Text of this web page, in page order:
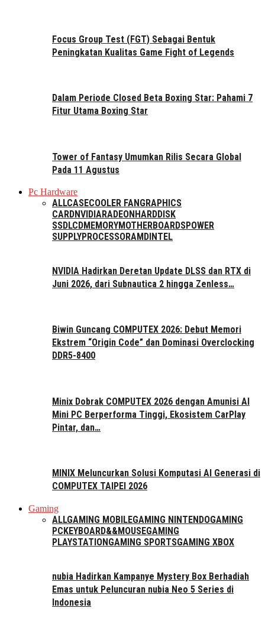
Focus Group Test (FGT) Sebagai Bentuk
Peningkatan Kualitas Game Fight of Legends
Dalam Periode Closed Beta Boxing Star: Pahami 7
Fitur Utama Boxing Star
Tower of Fantasy Umumkan Rilis Secara Global
Pada 11 Agustus
Pc Hardware
ALLCASECOOLER FAN GRAPHICS
CARDNVIDIARADEON HARDDISK
SSDLCDMEMORYMOTHERBOARDSPOWER
SUPPLYPROCESSORAMD INTEL
NVIDIA Hadirkan Deretan Update DLSS dan RTX di
Juni 2026, dari Subnautica 2 hingga Zenless…
Biwin Guncang COMPUTEX 2026: Debut Memori
Ekstrem “Origin Code” dan Dominasi Overclocking
DDR5-8400
Minix Dobrak COMPUTEX 2026 dengan Amunisi AI
Mini PC Berperforma Tinggi, Ekosistem CarPlay
Pintar, dan…
MINIX Meluncurkan Solusi Komputasi AI Generasi di
COMPUTEX TAIPEI 2026
Gaming
ALLGAMING MOBILEGAMING NINTENDOGAMING
PCKEYBOARD&&MOUSEGAMING
PLAYSTATIONGAMING SPORTSGAMING XBOX
nubia Hadirkan Kampanye Mystery Box Berhadiah
Emas untuk Peluncuran nubia Neo 5 Series di
Indonesia